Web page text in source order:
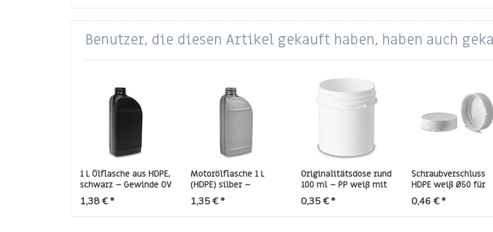
Benutzer, die diesen Artikel gekauft haben, haben auch
1 L Ölflasche aus HDPE,
schwarz – Gewinde OV
38
1,38 € *
Motorölflasche 1 L
(HDPE) silber –
Gewinde OV 38
1,35 € *
Originalitätsdose rund
100 ml – PP weiß mit
ND50-Gewinde
0,35 € *
Schraubverschluss
HDPE weiß Ø50 für
Dosen (OV50)
0,46 € *